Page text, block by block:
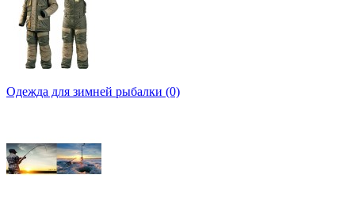
Одежда для зимней рыбалки (0)